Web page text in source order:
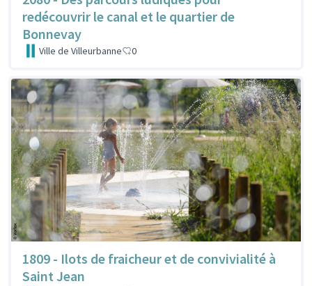
redécouvrir le canal et le quartier de
Bonnevay
Ville de Villeurbanne 0
1809 - Ilots de fraicheur et de convivialité à
Saint Jean